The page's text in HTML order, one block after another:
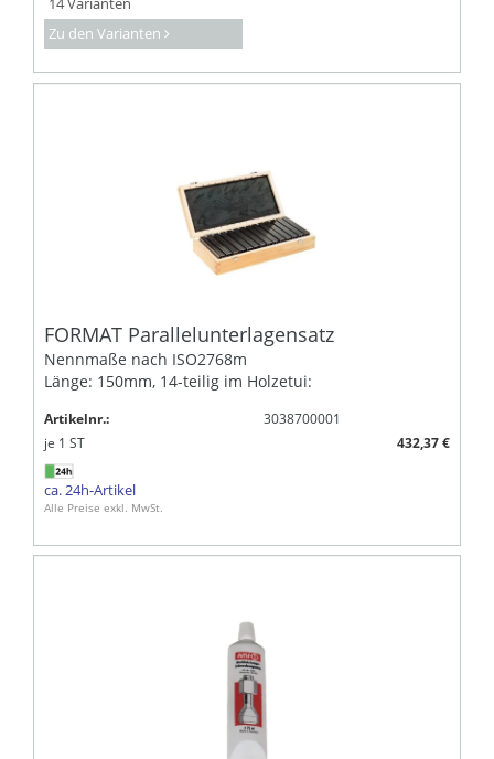
Zu den Varianten
FORMAT Parallelunterlagensatz
Nennmaße nach ISO2768m
Länge: 150mm, 14-teilig im Holzetui:
Artikelnr.:
3038700001
je 1 ST 432,37 €
ca. 24h-Artikel
Alle Preise exkl. MwSt.